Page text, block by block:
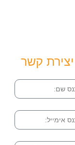
קשר